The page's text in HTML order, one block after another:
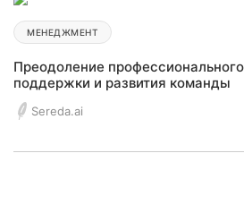
МЕНЕДЖМЕНТ
Преодоление
поддержки и развития команды
Sereda.ai